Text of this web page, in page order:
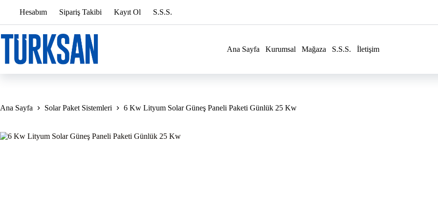
Hesabım Sipariş Takibi Kayıt Ol S.S.S.
Ana Sayfa Kurumsal Mağaza S.S.S. İletişim
Ana Sayfa Solar Paket Sistemleri 6 Kw Lityum Solar Güneş Paneli Paketi Günlük 25 Kw